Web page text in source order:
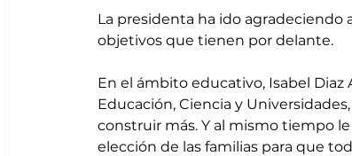
La presidenta ha ido agradeciendo
objetivos que tienen por delante.
En el ámbito educativo, Isabel
Educación, Ciencia y
construir más. Y al mismo tiempo
elección de las familias para que